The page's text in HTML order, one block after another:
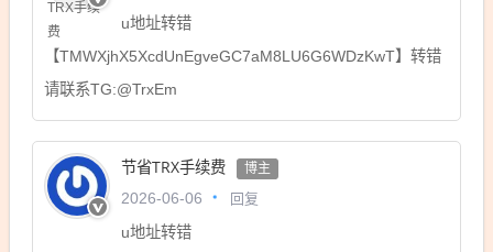
u地址转错
【TMWXjhX5XcdUnEgveGC7aM8LU6G6WDzKwT】转错
请联系TG:@TrxEm
节省TRX手续费 博主
2026-06-06 回复
u地址转错